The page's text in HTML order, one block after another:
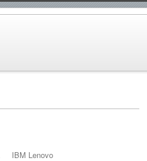
IBM Lenovo